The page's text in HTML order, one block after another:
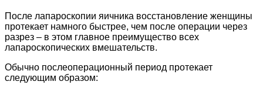
После лапароскопии яичника восстановление женщины
протекает намного быстрее, чем после операции через
разрез – в этом главное преимущество всех
лапароскопических вмешательств.
Обычно послеоперационный период протекает
следующим образом: